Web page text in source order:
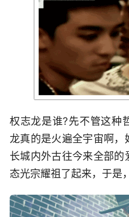
权志龙是谁?先不管这种
龙真的是火遍全宇宙啊
长城内外古往今来全部
态光宗耀祖了起来，于是